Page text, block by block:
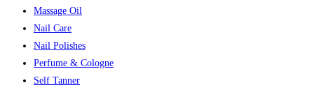
Massage Oil
Nail Care
Nail Polishes
Perfume & Cologne
Self Tanner